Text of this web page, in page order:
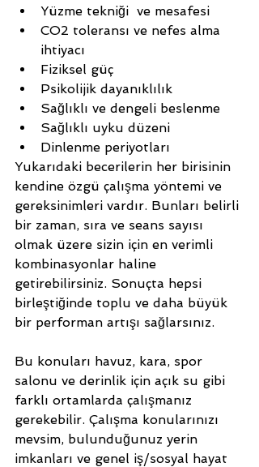
Yüzme tekniği  ve mesafesi
CO2 toleransı ve nefes alma
ihtiyacı
Fiziksel güç
Psikolijik dayanıklılık
Sağlıklı ve dengeli beslenme
Sağlıklı uyku düzeni
Dinlenme periyotları
Yukarıdaki becerilerin her birisinin
kendine özgü çalışma yöntemi ve
gereksinimleri vardır. Bunları belirli
bir zaman, sıra ve seans sayısı
olmak üzere sizin için en verimli
kombinasyonlar haline
getirebilirsiniz. Sonuçta hepsi
birleştiğinde toplu ve daha büyük
bir performan artışı sağlarsınız.
Bu konuları havuz, kara, spor
salonu ve derinlik için açık su gibi
farklı ortamlarda çalışmanız
gerekebilir. Çalışma konularınızı
mevsim, bulunduğunuz yerin
imkanları ve genel iş/sosyal hayat